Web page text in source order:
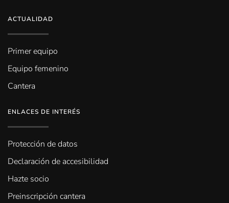
ACTUALIDAD
Primer equipo
Equipo femenino
Cantera
ENLACES DE INTERÉS
Protección de datos
Declaración de accesibilidad
Hazte socio
Preinscripción cantera